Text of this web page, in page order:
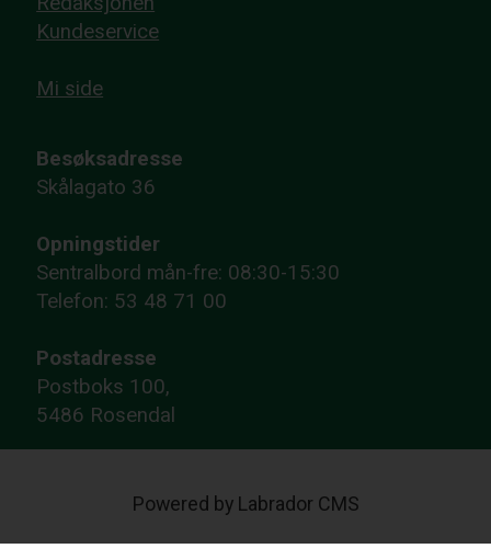
Kundeservice
Mi side
Besøksadresse
Skålagato 36
Opningstider
Sentralbord mån-fre: 08:30-15:30
Telefon: 53 48 71 00
Postadresse
Postboks 100,
5486 Rosendal
Powered by Labrador CMS